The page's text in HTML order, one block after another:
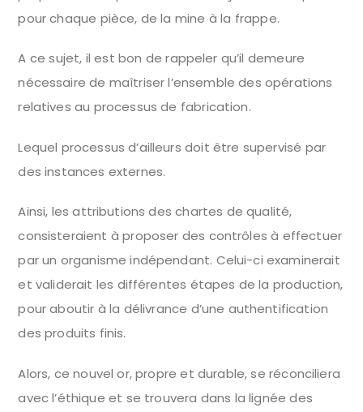
pour chaque pièce, de la mine à la frappe.
A ce sujet, il est bon de rappeler qu’il demeure
nécessaire de maîtriser l’ensemble des opérations
relatives au processus de fabrication.
Lequel processus d’ailleurs doit être supervisé par
des instances externes.
Ainsi, les attributions des chartes de qualité,
consisteraient à proposer des contrôles à effectuer
par un organisme indépendant. Celui-ci examinerait
et validerait les différentes étapes de la production,
pour aboutir à la délivrance d’une authentification
des produits finis.
Alors, ce nouvel or, propre et durable, se réconciliera
avec l’éthique et se trouvera dans la lignée des